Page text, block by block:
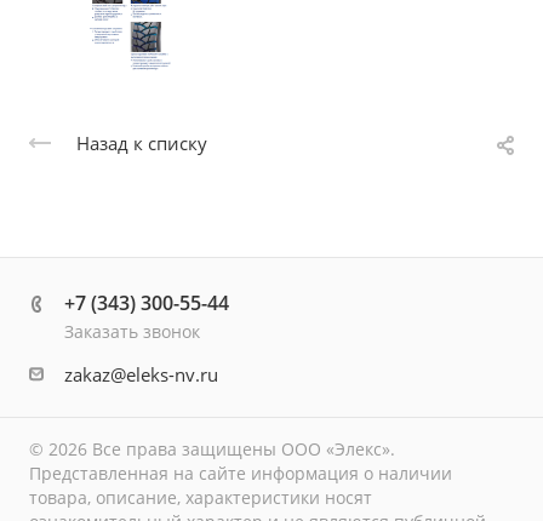
Назад к списку
+7 (343) 300-55-44
Заказать звонок
zakaz@eleks-nv.ru
© 2026 Все права защищены ООО «Элекс».
Представленная на сайте информация о наличии
товара, описание, характеристики носят